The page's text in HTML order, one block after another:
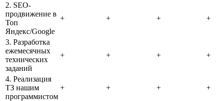
2. SEO-
продвижение в
Топ
Яндекс/Google
+ + + +
3. Разработка
ежемесячных
технических
заданий
+ + + +
4. Реализация
ТЗ нашим
программистом
+ + + +